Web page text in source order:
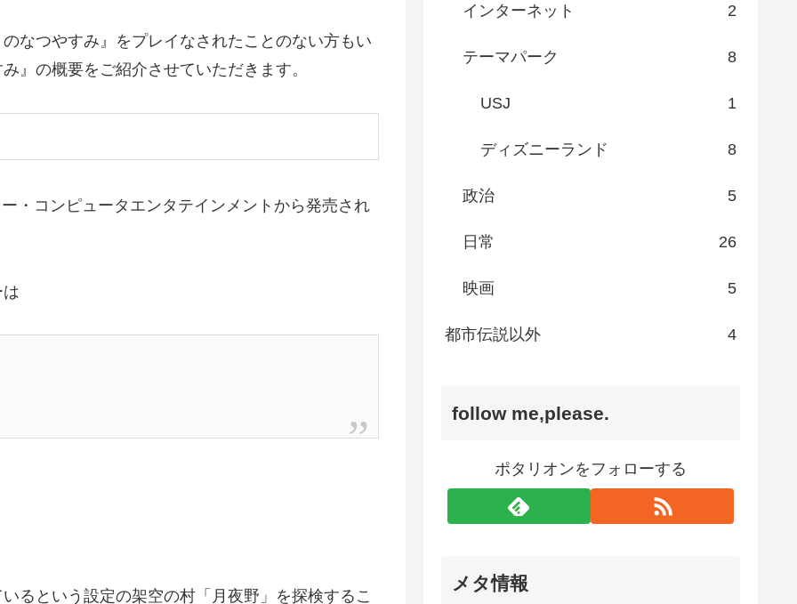
なつやすみ』をプレイなされたことのない方もい
』の概要をご紹介させていただきます。
・コンピュータエンタテインメントから発売され
るという設定の架空の村「月夜野」を探検するこ
インターネット 2
テーマパーク 8
USJ 1
ディズニーランド 8
政治 5
日常 26
映画 5
都市伝説以外 4
follow me,please.
ポタリオンをフォローする
メタ情報